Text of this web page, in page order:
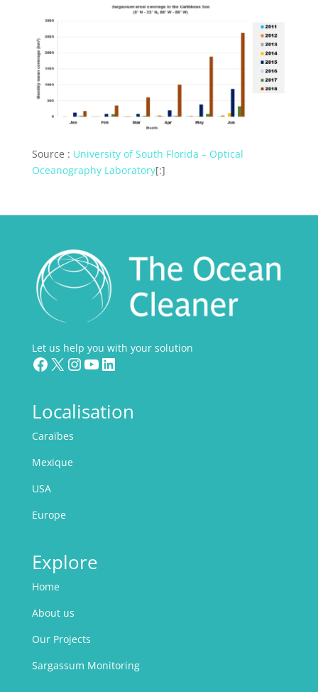
Source : University of South Florida – Optical
Oceanography Laboratory[:]
Let us help you with your solution
Facebook
X Instagram
YouTube
LinkedIn
Localisation
Caraïbes
Mexique
USA
Europe
Explore
Home
About us
Our Projects
Sargassum Monitoring